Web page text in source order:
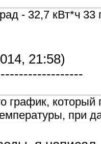
- 32,7 кВт*ч 33
21:58)
график,
при